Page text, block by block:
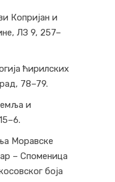
Копријан и
ЛЗ 9, 257–
ћирилских
78–79.
и
Моравске
– Споменица
боја